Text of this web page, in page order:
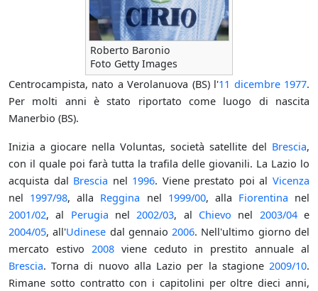
Roberto Baronio
Foto Getty Images
Centrocampista, nato a Verolanuova (BS) l'11 dicembre 1977.
Per molti anni è stato riportato come luogo di nascita
Manerbio (BS).
Inizia a giocare nella Voluntas, società satellite del Brescia,
con il quale poi farà tutta la trafila delle giovanili. La Lazio lo
acquista dal Brescia nel 1996. Viene prestato poi alVicenza
nel 1997/98, alla Reggina nel 1999/00, alla Fiorentina nel
2001/02, al Perugia nel2002/03, al Chievo nel 2003/04e
2004/05, all'Udinese dal gennaio2006. Nell'ultimo giorno del
mercato estivo 2008viene ceduto in prestito annuale al
Brescia. Torna di nuovo alla Lazio per la stagione 2009/10.
Rimane sotto contratto con i capitolini per oltre dieci anni,